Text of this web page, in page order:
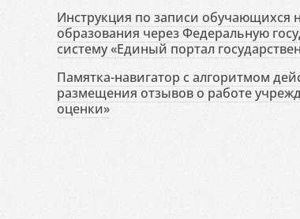
Инструкция по записи обучающихся
образования через Федеральную
систему «Единый портал
Памятка-навигатор с алгоритмом
размещения отзывов о работе
оценки»